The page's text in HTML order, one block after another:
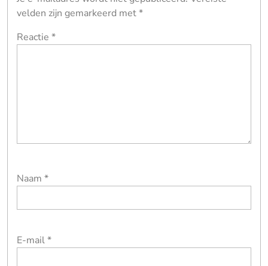
velden zijn gemarkeerd met*
Reactie *
Naam *
E-mail*